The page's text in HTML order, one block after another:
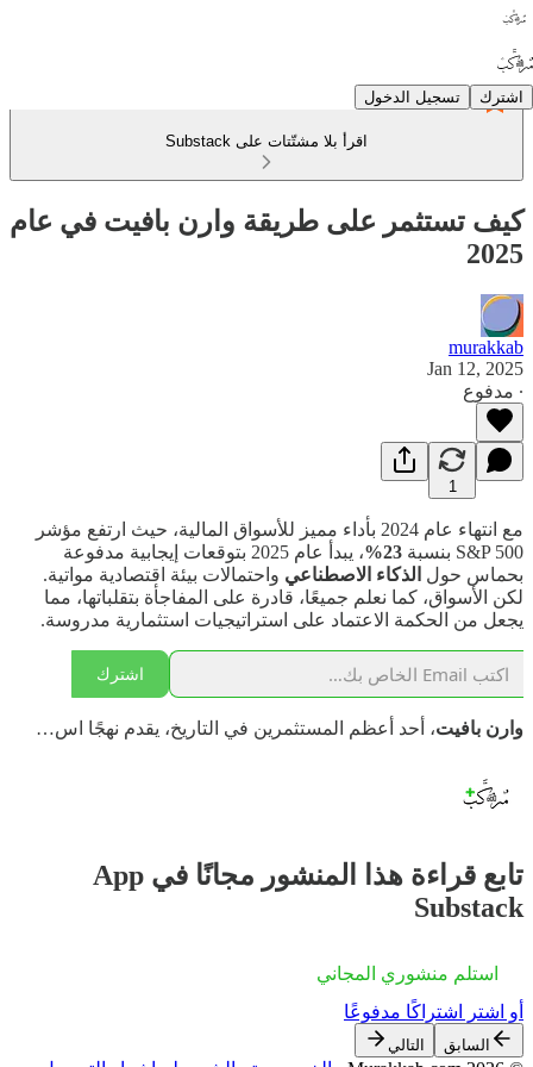
اشترك تسجيل الدخول
اقرأ بلا مشتّتات على Substack
كيف تستثمر على طريقة وارن بافيت في عام
2025
murakkab
Jan 12, 2025
∙ مدفوع
1
مع انتهاء عام 2024 بأداء مميز للأسواق المالية، حيث ارتفع مؤشر
S&P 500 بنسبة
23%
، يبدأ عام 2025 بتوقعات إيجابية مدفوعة
بحماس حول الذكاء الاصطناعي واحتمالات بيئة اقتصادية مواتية.
لكن الأسواق، كما نعلم جميعًا، قادرة على المفاجأة بتقلباتها، مما
يجعل من الحكمة الاعتماد على استراتيجيات استثمارية مدروسة.
اشترك
وارن بافيت، أحد أعظم المستثمرين في التاريخ، يقدم نهجًا اس…
تابع قراءة هذا المنشور مجانًا في App
Substack
استلم منشوري المجاني
أو اشترِ اشتراكًا مدفوعًا
السابق التالي